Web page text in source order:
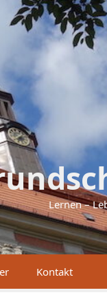
Lernen –
Kontakt